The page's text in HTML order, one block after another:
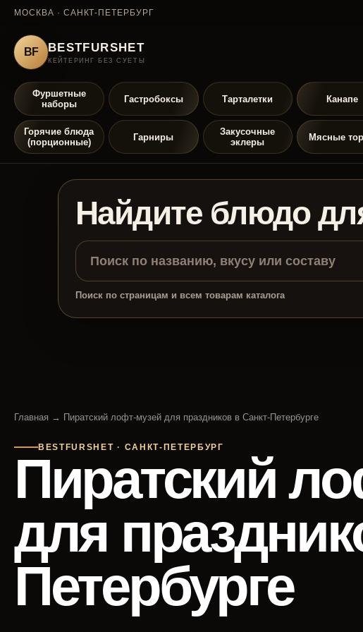
МОСКВА · САНКТ-ПЕТЕРБУРГ
BF BESTFURSHET
КЕЙТЕРИНГ БЕЗ СУЕТЫ
Фуршетные
наборы
Гастробоксы Тарталетки Канапе
Горячие блюда
(порционные)
Гарниры
Закусочные
эклеры
Мясные
Найдите блюдо
Поиск по страницам и всем товарам каталога
Главная → Пиратский лофт-музей для праздников в Санкт-Петербурге
BESTFURSHET · САНКТ-ПЕТЕРБУРГ
Пиратский
для
Петербурге